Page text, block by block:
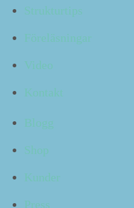
Strukturtips
Föreläsningar
Video
Kontakt
Blogg
Shop
Kunder
Press
Tänk om du kunde sät­ta
skju­ta fram? Nog skulle
gjor­da då?
I veck­ans avs­nitt av
ett radikalt knep du kan